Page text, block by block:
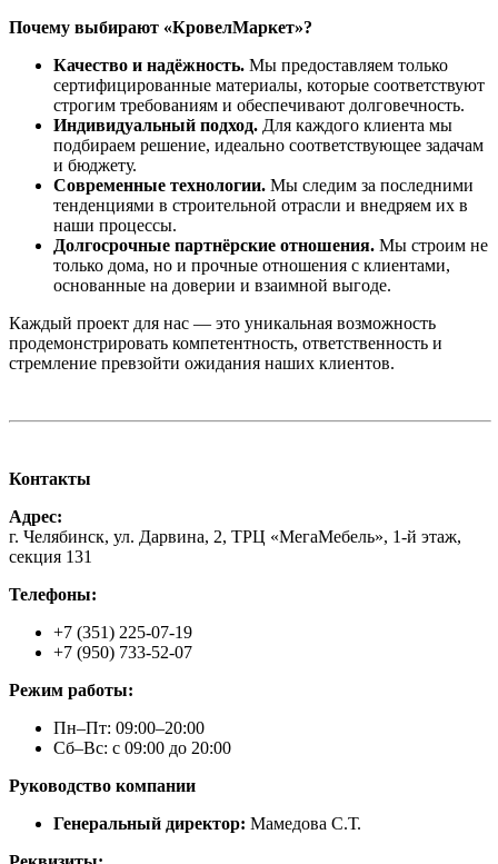
Почему выбирают «КровелМаркет»?
Качество и надёжность. Мы предоставляем только
сертифицированные материалы, которые соответствуют
строгим требованиям и обеспечивают долговечность.
Индивидуальный подход. Для каждого клиента мы
подбираем решение, идеально соответствующее задачам
и бюджету.
Современные технологии. Мы следим за последними
тенденциями в строительной отрасли и внедряем их в
наши процессы.
Долгосрочные партнёрские отношения. Мы строим не
только дома, но и прочные отношения с клиентами,
основанные на доверии и взаимной выгоде.
Каждый проект для нас — это уникальная возможность
продемонстрировать компетентность, ответственность и
стремление превзойти ожидания наших клиентов.
Контакты
Адрес:
г. Челябинск, ул. Дарвина, 2, ТРЦ «МегаМебель», 1-й этаж,
секция 131
Телефоны:
+7 (351) 225-07-19
+7 (950) 733-52-07
Режим работы:
Пн–Пт: 09:00–20:00
Сб–Вс: с 09:00 до 20:00
Руководство компании
Генеральный директор: Мамедова С.Т.